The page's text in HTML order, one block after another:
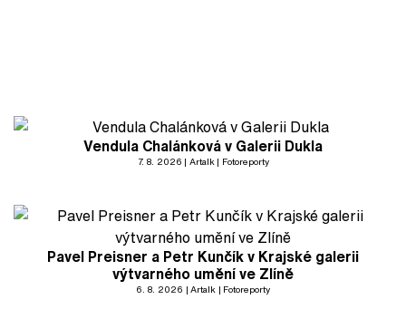
Vendula Chalánková v Galerii Dukla
7. 8. 2026 Artalk Fotoreporty
Pavel Preisner a Petr Kunčík v Krajské galerii
výtvarného umění ve Zlíně
6. 8. 2026 Artalk Fotoreporty